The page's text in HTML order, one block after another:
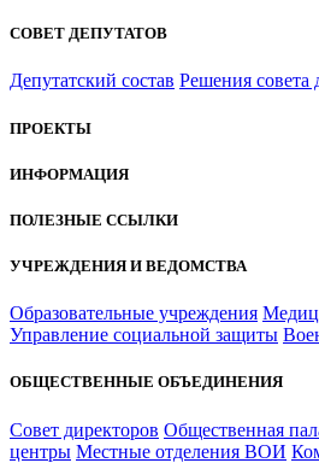
СОВЕТ ДЕПУТАТОВ
Депутатский состав Решения совета
ПРОЕКТЫ
ИНФОРМАЦИЯ
ПОЛЕЗНЫЕ ССЫЛКИ
УЧРЕЖДЕНИЯ И ВЕДОМСТВА
Образовательные учреждения
Управление социальной защиты
ОБЩЕСТВЕННЫЕ ОБЪЕДИНЕНИЯ
Совет директоров Общественная
центры Местные отделения ВОИ